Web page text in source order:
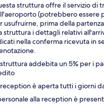
struttura offre il servizio di
(potrebbero essere
usufruirne, prima della
struttura i dettagli relativi
nella conferma ricevuta in
struttura addebita un 5% per i
reception è aperta tutti i giorni
alla reception è